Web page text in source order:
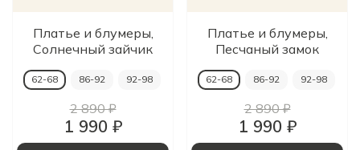
Платье и блумеры,
Солнечный зайчик
62-68 86-92 92-98
2 890 ₽
1 990 ₽
Платье и блумеры,
Песчаный замок
62-68 86-92 92-98
2 890 ₽
1 990 ₽